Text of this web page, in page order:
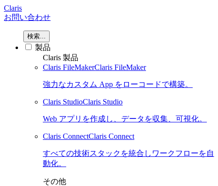
Claris
お問い合わせ
検索...
製品
Claris 製品
Claris FileMakerClaris FileMaker
強力なカスタム App をローコードで構築。
Claris StudioClaris Studio
Web アプリを作成し、データを収集、可視化。
Claris ConnectClaris Connect
すべての技術スタックを統合しワークフローを自
動化。
その他